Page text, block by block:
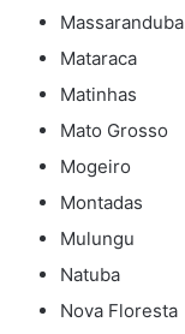
Massaranduba
Mataraca
Matinhas
Mato Grosso
Mogeiro
Montadas
Mulungu
Natuba
Nova Floresta